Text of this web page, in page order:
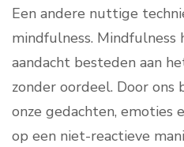
Een andere nuttige
mindfulness.
aandacht besteden aan
zonder oordeel. Door
onze gedachten, emoties
op een niet-reactieve